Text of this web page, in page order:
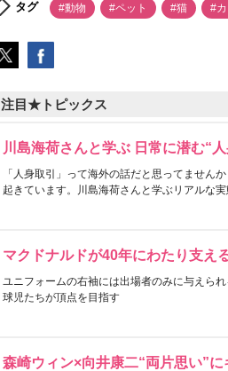
タグ #動物 #ペット #猫 #
注目★トピックス
川島海荷さんと学ぶ 日常に潜む“
「人身取引」って海外の話だと思ってません
起きています。川島海荷さんと学ぶリアルな
マクドナルドが40年にわたり支え
ユニフォームの右袖には出場者のみに与えら
球児たちが頂点を目指す
森崎ウィン×向井康二“両片思い”